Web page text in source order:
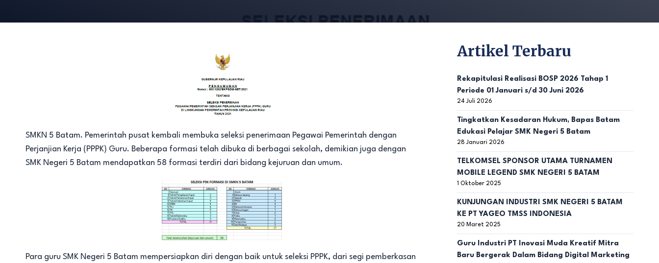
SMKN 5 Batam. Pemerintah pusat kembali membuka seleksi penerimaan Pegawai Pemerintah dengan
Perjanjian Kerja (PPPK) Guru. Beberapa formasi telah dibuka di berbagai sekolah, demikian juga dengan
SMK Negeri 5 Batam mendapatkan 58 formasi terdiri dari bidang kejuruan dan umum.
Para guru SMK Negeri 5 Batam mempersiapkan diri dengan baik untuk seleksi PPPK, dari segi pemberkasan
Artikel Terbaru
Rekapitulasi Realisasi BOSP 2026 Tahap 1
Periode 01 Januari s/d 30 Juni 2026
24 Juli 2026
Tingkatkan Kesadaran Hukum, Bapas Batam
Edukasi Pelajar SMK Negeri 5 Batam
28 Januari 2026
TELKOMSEL SPONSOR UTAMA TURNAMEN
MOBILE LEGEND SMK NEGERI 5 BATAM
1 Oktober 2025
KUNJUNGAN INDUSTRI SMK NEGERI 5 BATAM
KE PT YAGEO TMSS INDONESIA
20 Maret 2025
Guru Industri PT Inovasi Muda Kreatif Mitra
Baru Bergerak Dalam Bidang Digital Marketing